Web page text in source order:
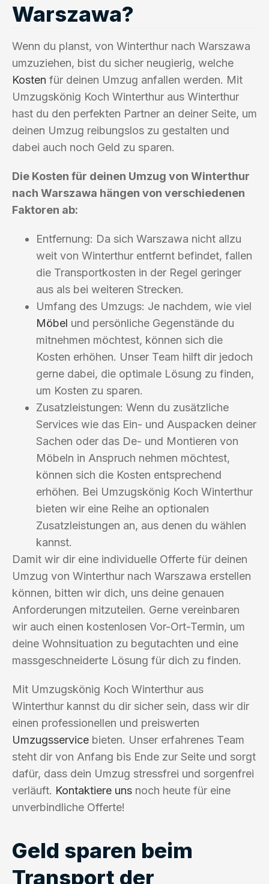
Warszawa?
Wenn du planst, von Winterthur nach Warszawa
umzuziehen, bist du sicher neugierig, welche
Kosten für deinen Umzug anfallen werden. Mit
Umzugskönig Koch Winterthur aus Winterthur
hast du den perfekten Partner an deiner Seite, um
deinen Umzug reibungslos zu gestalten und
dabei auch noch Geld zu sparen.
Die Kosten für deinen Umzug von Winterthur
nach Warszawa hängen von verschiedenen
Faktoren ab:
Entfernung: Da sich Warszawa nicht allzu
weit von Winterthur entfernt befindet, fallen
die Transportkosten in der Regel geringer
aus als bei weiteren Strecken.
Umfang des Umzugs: Je nachdem, wie viel
Möbel und persönliche Gegenstände du
mitnehmen möchtest, können sich die
Kosten erhöhen. Unser Team hilft dir jedoch
gerne dabei, die optimale Lösung zu finden,
um Kosten zu sparen.
Zusatzleistungen: Wenn du zusätzliche
Services wie das Ein- und Auspacken deiner
Sachen oder das De- und Montieren von
Möbeln in Anspruch nehmen möchtest,
können sich die Kosten entsprechend
erhöhen. Bei Umzugskönig Koch Winterthur
bieten wir eine Reihe an optionalen
Zusatzleistungen an, aus denen du wählen
kannst.
Damit wir dir eine individuelle Offerte für deinen
Umzug von Winterthur nach Warszawa erstellen
können, bitten wir dich, uns deine genauen
Anforderungen mitzuteilen. Gerne vereinbaren
wir auch einen kostenlosen Vor-Ort-Termin, um
deine Wohnsituation zu begutachten und eine
massgeschneiderte Lösung für dich zu finden.
Mit Umzugskönig Koch Winterthur aus
Winterthur kannst du dir sicher sein, dass wir dir
einen professionellen und preiswerten
Umzugsservice bieten. Unser erfahrenes Team
steht dir von Anfang bis Ende zur Seite und sorgt
dafür, dass dein Umzug stressfrei und sorgenfrei
verläuft. Kontaktiere uns noch heute für eine
unverbindliche Offerte!
Geld sparen beim
Transport der